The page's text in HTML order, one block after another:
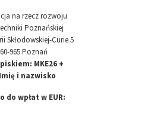
na rzecz rozwoju
Poznańskiej
Skłodowskiej-Curie 5
60-965 Poznań
MKE26 +
i nazwisko
do wpłat w EUR: